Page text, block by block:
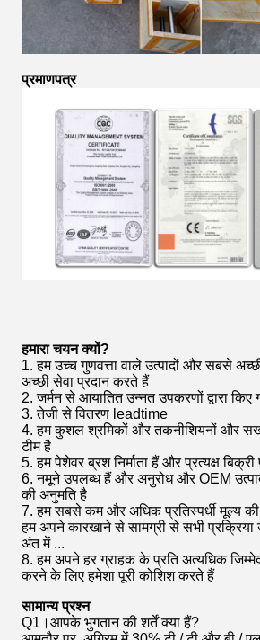
प्रमाणपत्र
हमारा चयन क्यों?
1. हम उच्च गुणवत्ता वाले उत्पादों और सबसे
अच्छी सेवा प्रदान करते हैं
2. जर्मन से आयातित उन्नत उपकरणों द्वारा किए
3. तेजी से वितरण leadtime
4. हम कुशल श्रमिकों और तकनीशियनों और
टीम है
5. हम पेशेवर ब्रश निर्माता हैं और प्रत्यक्ष
6. नमूने उपलब्ध हैं और अनुरोध और OEM
की अनुमति है
7. हम सबसे कम और अधिक प्रतिस्पर्धी मूल्य
हम अपने कारखाने से सामग्री से सभी प्रक्रिया
अंत में ...
8. हम अपने हर ग्राहक के प्रति अत्यधिक
करने के लिए हमेशा पूरी कोशिश करते हैं
सामान्य प्रश्न
Q1।आपके भुगतान की शर्तें क्या हैं?